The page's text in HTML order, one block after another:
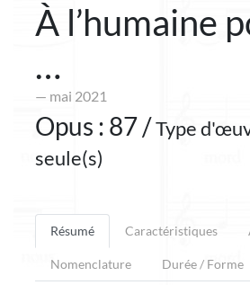
À l’humaine
…
— mai 2021
Opus : 87 /Type
seule(s)
Résumé Caractéristiques
Nomenclature Durée / Forme